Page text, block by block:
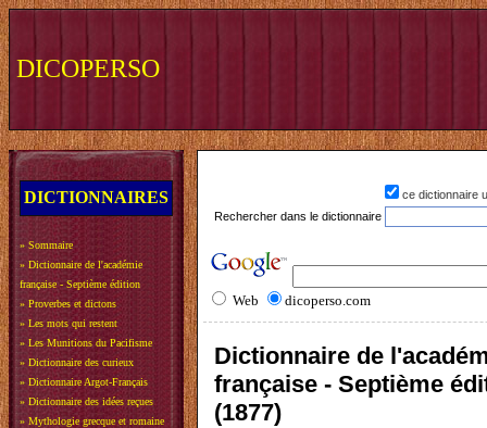
DICOPERSO
DICTIONNAIRES
» Sommaire
» Dictionnaire de l'académie
française - Septième édition
» Proverbes et dictons
» Les mots qui restent
» Les Munitions du Pacifisme
» Dictionnaire des curieux
» Dictionnaire Argot-Français
» Dictionnaire des idées reçues
» Mythologie grecque et romaine
ce dictionnaire
Rechercher dans le dictionnaire
Web dicoperso.com
Dictionnaire de
française - Septième
(1877)